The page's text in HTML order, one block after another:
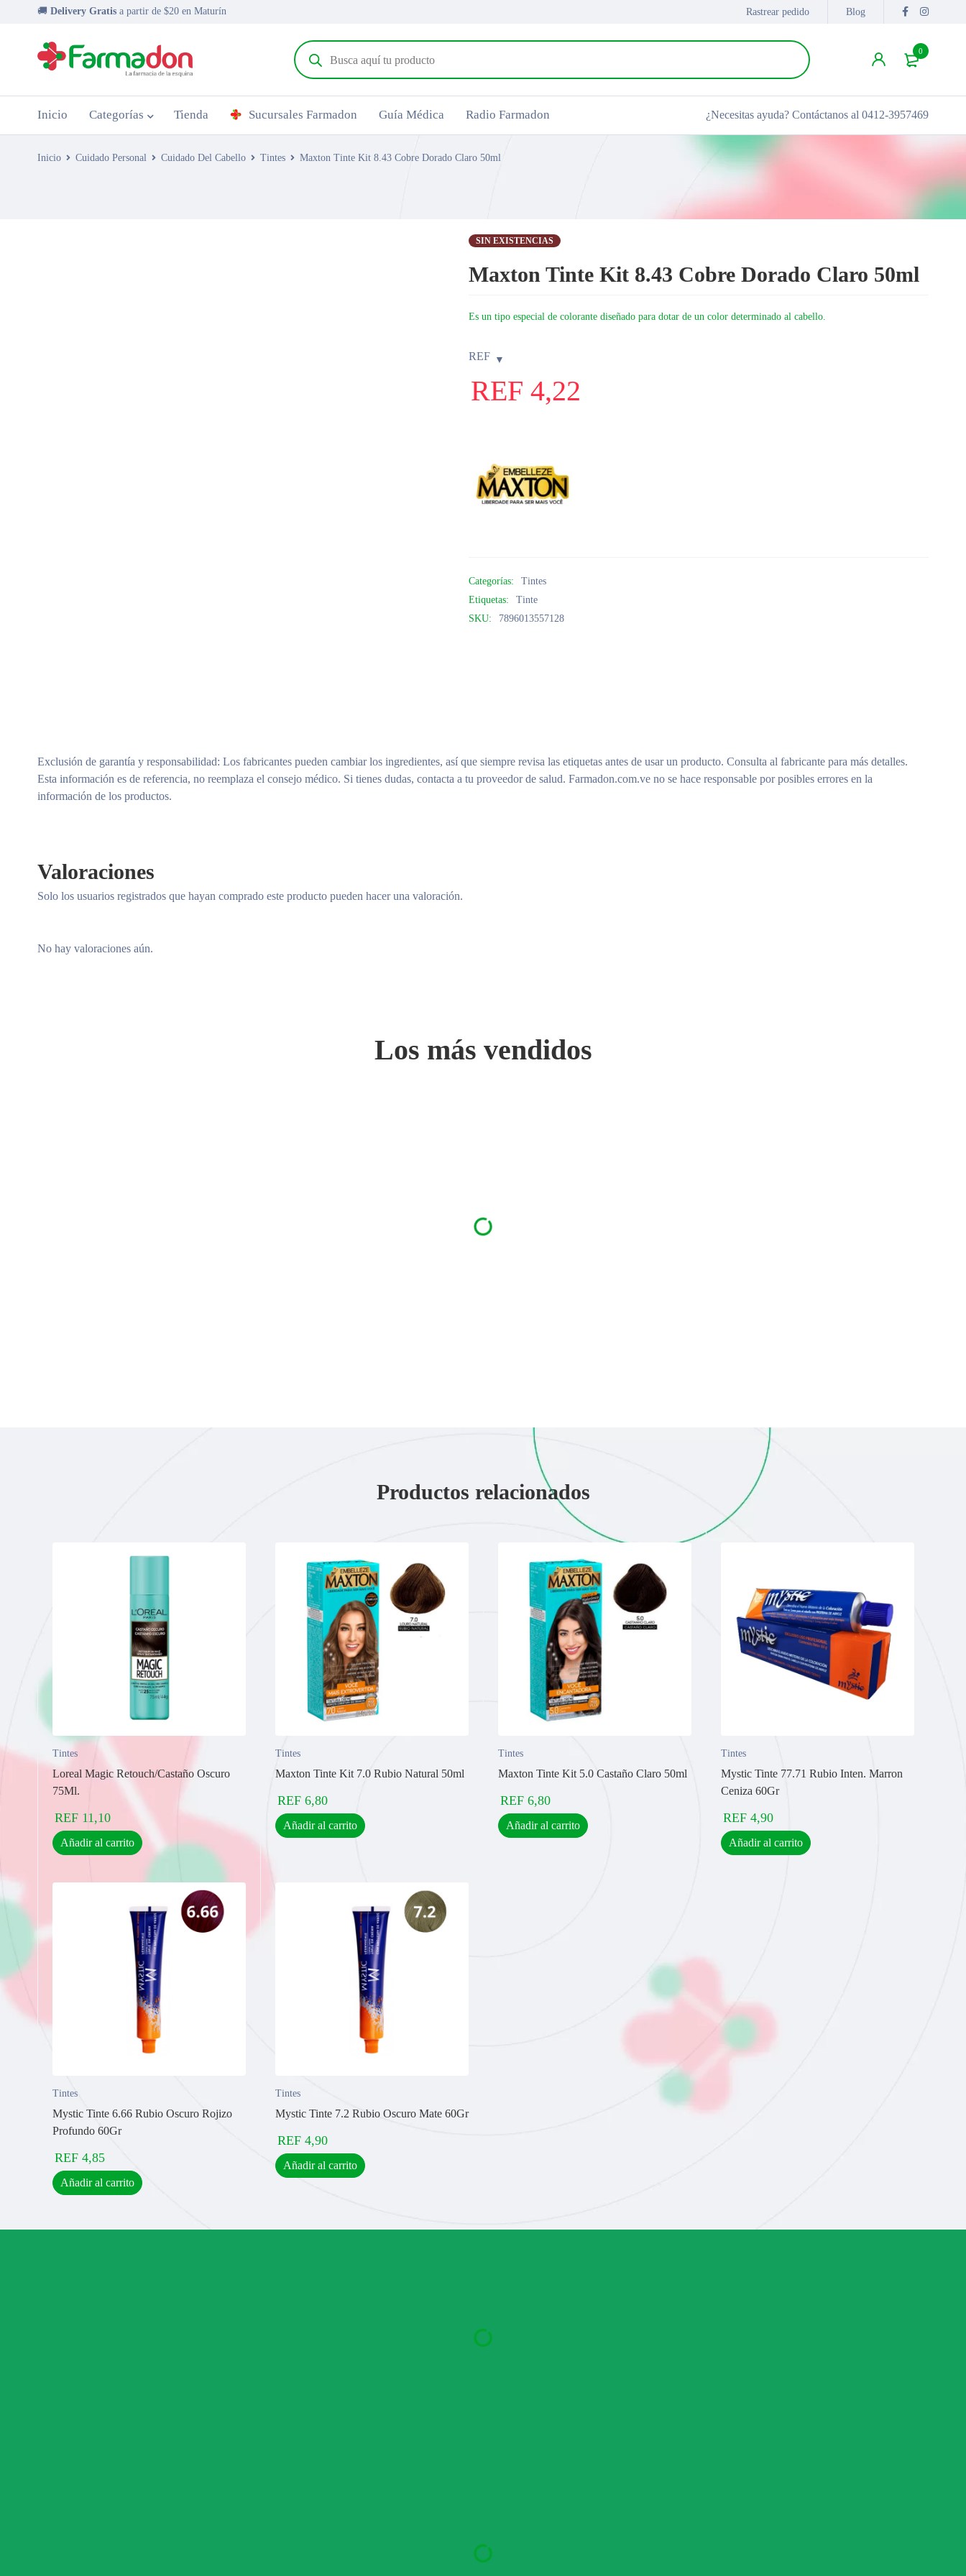
🚚 Delivery Gratis a partir de $20 en Maturín Rastrear pedido Blog
0
Inicio Categorías Tienda Sucursales Farmadon Guía Médica Radio Farmadon ¿Necesitas ayuda? Contáctanos al 0412-3957469
Inicio Cuidado Personal Cuidado Del Cabello Tintes Maxton Tinte Kit 8.43 Cobre Dorado Claro 50ml
SIN EXISTENCIAS
Maxton Tinte Kit 8.43 Cobre Dorado Claro 50ml
Es un tipo especial de colorante diseñado para dotar de un color determinado al cabello.
REF
REF4,22
Categorías:
Tintes
Etiquetas:
Tinte
SKU:
7896013557128
Exclusión de garantía y responsabilidad: Los fabricantes pueden cambiar los ingredientes, así que siempre revisa las etiquetas antes de usar un producto. Consulta al fabricante para más detalles.
Esta información es de referencia, no reemplaza el consejo médico. Si tienes dudas, contacta a tu proveedor de salud. Farmadon.com.ve no se hace responsable por posibles errores en la
información de los productos.
Valoraciones
No hay valoraciones aún.
Solo los usuarios registrados que hayan comprado este producto pueden hacer una valoración.
Los más vendidos
Productos relacionados
Tintes
Loreal Magic Retouch/Castaño Oscuro
75Ml.
REF 11,10
Añadir al carrito
Tintes
Maxton Tinte Kit 7.0 Rubio Natural 50ml
REF 6,80
Añadir al carrito
Tintes
Maxton Tinte Kit 5.0 Castaño Claro 50ml
REF 6,80
Añadir al carrito
Tintes
Mystic Tinte 77.71 Rubio Inten. Marron
Ceniza 60Gr
REF 4,90
Añadir al carrito
Tintes
Mystic Tinte 6.66 Rubio Oscuro Rojizo
Profundo 60Gr
REF 4,85
Añadir al carrito
Tintes
Mystic Tinte 7.2 Rubio Oscuro Mate 60Gr
REF 4,90
Añadir al carrito